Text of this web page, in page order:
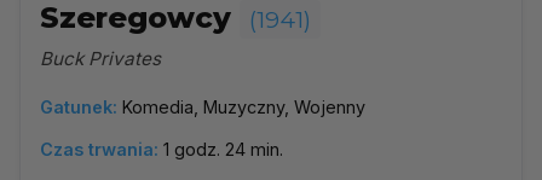
Szeregowcy
(1941)
Buck Privates
Gatunek: Komedia, Muzyczny, Wojenny
Czas trwania: 1 godz. 24 min.